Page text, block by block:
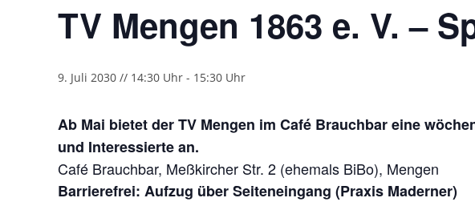
TV Mengen 1863 e. V. –
9. Juli 2030 // 14:30 Uhr - 15:30 Uhr
Ab Mai bietet der TV Mengen im Café Brauchbar eine
und Interessierte an.
Café Brauchbar, Meßkircher Str. 2 (ehemals BiBo), Mengen
Barrierefrei: Aufzug über Seiteneingang (Praxis Maderner)